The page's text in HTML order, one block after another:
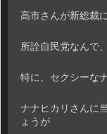
高市さんが新総裁
所詮自民党なんで
特に、セクシーな
ナナヒカリさんに
ょうが